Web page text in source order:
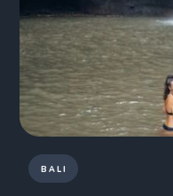
BALI